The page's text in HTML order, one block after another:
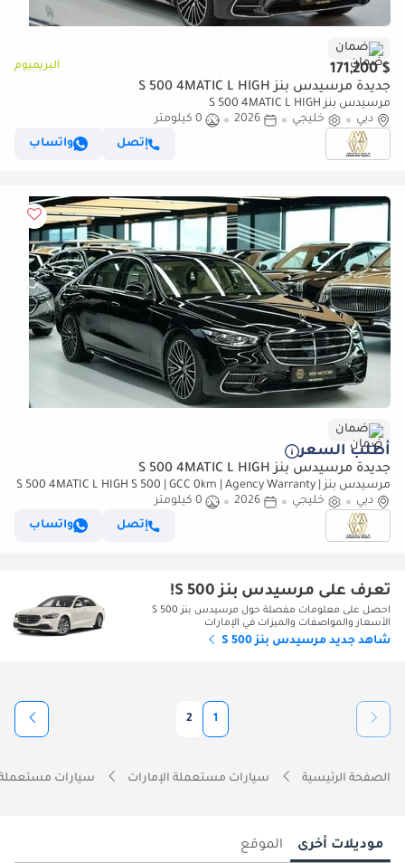
ضمان
$ 171,200 البريميوم
جديدة مرسيدس بنز S 500 4MATIC L HIGH
مرسيدس بنز S 500 4MATIC L HIGH
دبي
خليجي 2026
0 كيلومتر
إتصل
واتساب
ضمان
أطلب السعر
جديدة مرسيدس بنز S 500 4MATIC L HIGH
مرسيدس بنز S 500 4MATIC L HIGH S 500 | GCC 0km | Agency Warranty |
AMG Package
دبي خليجي 2026
0 كيلومتر
إتصل
واتساب
تعرف على مرسيدس بنز S 500!
احصل على معلومات مفصلة حول مرسيدس بنز S 500
الأسعار والمواصفات والميزات في الإمارات
شاهد جديد مرسيدس بنز S 500
1
2
الصفحة الرئيسية سيارات مستعملة الإمارات سيارات
موديلات أخرى الموقع